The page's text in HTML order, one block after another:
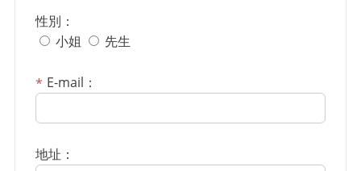
性別：
小姐
先生
E-mail：
地址：